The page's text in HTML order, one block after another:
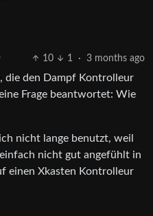
10 1 · 3 months ago
die den Dampf Kontrolleur
Frage beantwortet: Wie
nicht lange benutzt, weil
nicht gut angefühlt in
einen Xkasten Kontrolleur